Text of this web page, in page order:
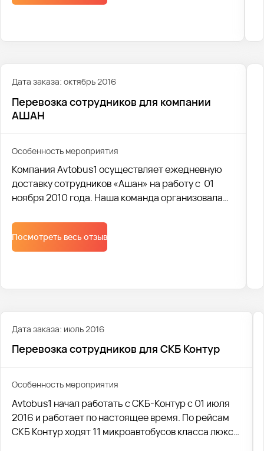
Дата заказа: октябрь 2016
Перевозка сотрудников для компании
АШАН
Особенность мероприятия
Компания Avtobus1 осуществляет ежедневную
доставку сотрудников «Ашан» на работу с 01
ноября 2010 года. Наша команда организовала
утренних и двух вечерних рейсов на
микроавтобусах классов комфорт и люкс.
Посмотреть весь отзыв
Дата заказа: июль 2016
Перевозка сотрудников для СКБ Контур
Особенность мероприятия
Avtobus1 начал работать с СКБ-Контур с 01 июля
2016 и работает по настоящее время. По рейсам
СКБ Контур ходят 11 микроавтобусов класса люкс: